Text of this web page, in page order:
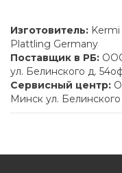
Изготовитель:
Plattling Germany
Поставщик в РБ:
ул. Белинского д.
Сервисный центр:
Минск ул. Белинского